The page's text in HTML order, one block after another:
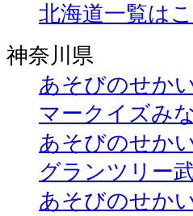
北海道一覧は
神奈川県
あそびのせか
マークイズみ
あそびのせか
グランツリー
あそびのせか